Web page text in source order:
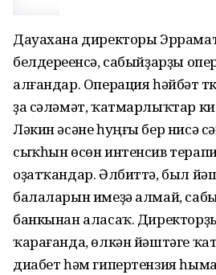
Дауахана директоры
белдереүенсә, сабыйҙарҙы
алғандар. Операция һәйбәт
ҙа сәләмәт, ҡатмарлыҡтар
Ләкин әсәне һуңғы бер нисә
сыҡһын өсөн интенсив
оҙатҡандар. Әлбиттә, был
балаларын имеҙә алмай,
банкынан аласаҡ.
ҡарағанда, өлкән йәштәге
диабет һәм гипертензия